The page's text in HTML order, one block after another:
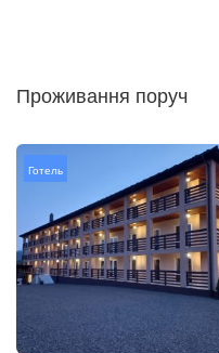
Проживання поруч
Готель